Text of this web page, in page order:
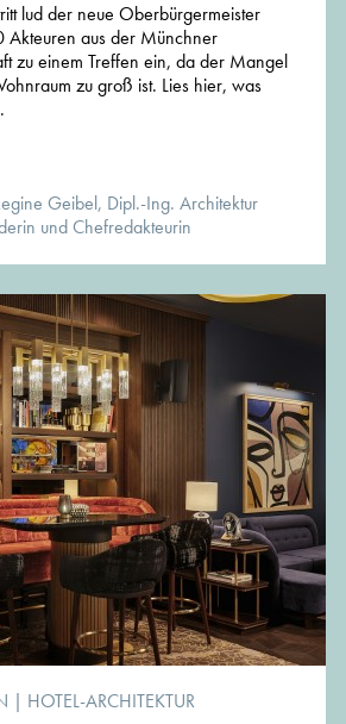
lud der neue Oberbürgermeister
Akteuren aus der Münchner
zu einem Treffen ein, da der Mangel
zu groß ist. Lies hier, was
Geibel, Dipl.-Ing. Architektur
und Chefredakteurin
| HOTEL-ARCHITEKTUR